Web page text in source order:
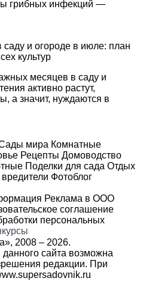
грибных инфекций —
и огороде в июле: план
культур
месяцев в саду и
активно растут,
а значит, нуждаются в
мира Комнатные
Рецепты Домоводство
Поделки для сада Отдых
Фотоблог
Реклама в ООО
соглашение
персональных
2008 – 2026.
сайта возможна
редакции. При